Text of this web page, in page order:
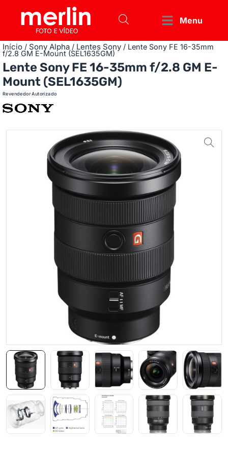
Menu
Início / Sony Alpha / Lentes Sony / Lente Sony FE 16-35mm
f/2.8 GM E-Mount (SEL1635GM)
Lente Sony FE 16-35mm f/2.8 GM E-
Mount (SEL1635GM)
Revendedor Autorizado